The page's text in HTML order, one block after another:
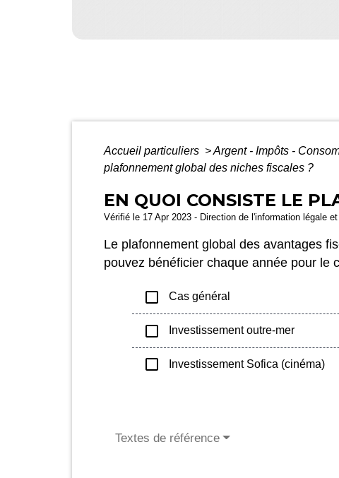
Accueil particuliers >Argent - Impôts -
plafonnement global des niches fiscales ?
EN QUOI CONSISTE LE
Vérifié le 17 Apr 2023 - Direction de l'information légale
Le plafonnement global des avantages
pouvez bénéficier chaque année pour le
check_box_outline_blank Cas général
check_box_outline_blank Investissement outre-mer
check_box_outline_blank Investissement Sofica (cinéma)
Textes de référence